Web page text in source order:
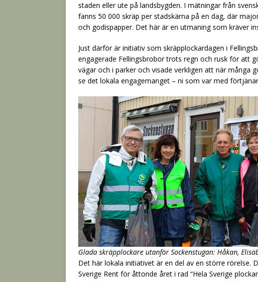
staden eller ute på landsbygden. I mätningar från
fanns 50 000 skräp per stadskärna på en dag, där
och godispapper. Det här är en utmaning som kräver
Just därför är initiativ som skräpplockardagen i
engagerade Fellingsbrobor trots regn och rusk för att
vägar och i parker och visade verkligen att när många
se det lokala engagemanget – ni som var med
Glada skräpplockare utanför Sockenstugan: Håkan,
Det här lokala initiativet är en del av en större rörelse.
Sverige Rent för åttonde året i rad “Hela Sverige